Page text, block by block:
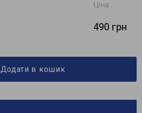
Ціна:
490 грн
Додати в кошик